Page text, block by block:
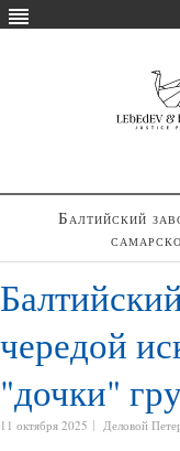
Балтийский
чередой
"дочки"
11 октября 2025 Деловой